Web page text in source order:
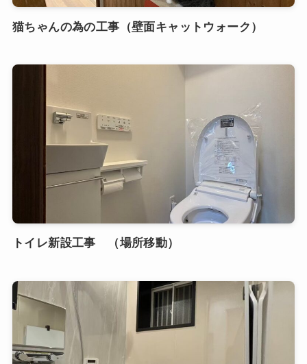
猫ちゃんの為の工事（壁面キャットウォーク）
トイレ新設工事 （場所移動）